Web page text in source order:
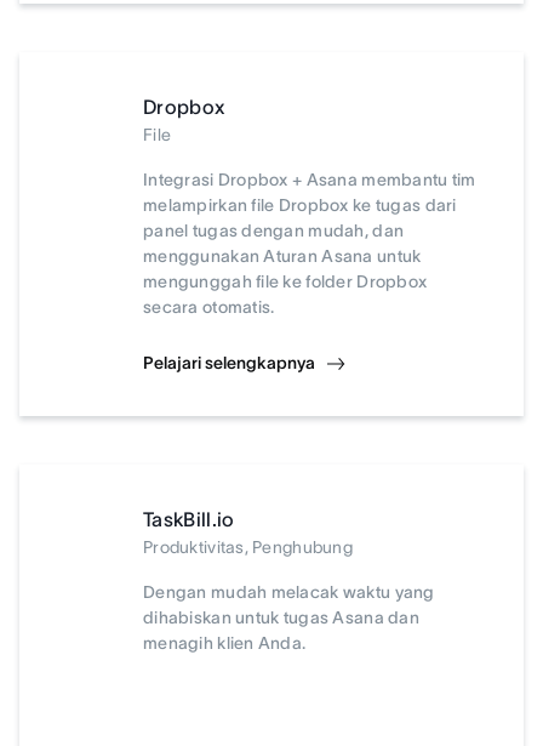
Dropbox
File
Integrasi Dropbox + Asana membantu tim
melampirkan file Dropbox ke tugas dari
panel tugas dengan mudah, dan
menggunakan Aturan Asana untuk
mengunggah file ke folder Dropbox
secara otomatis.
Pelajari selengkapnya
TaskBill.io
Produktivitas, Penghubung
Dengan mudah melacak waktu yang
dihabiskan untuk tugas Asana dan
menagih klien Anda.